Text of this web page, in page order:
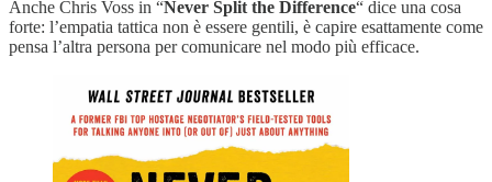
Anche Chris Voss in “Never Split the Difference“ dice una cosa
forte: l’empatia tattica non è essere gentili, è capire esattamente come
pensa l’altra persona per comunicare nel modo più efficace.